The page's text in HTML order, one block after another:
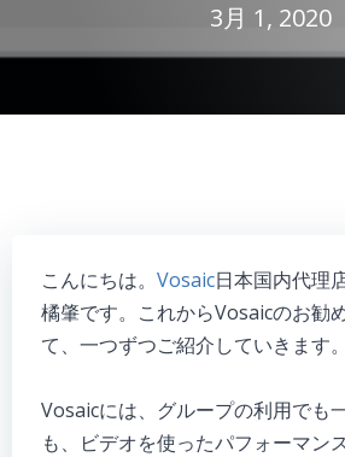
3月 1, 2020
こんにちは。 Vosaic日本国内代理店
橘肇です。これからVosaicのお勧
て、一つずつご紹介していきます。
Vosaicには、グループの利用でも
も、ビデオを使ったパフォーマン